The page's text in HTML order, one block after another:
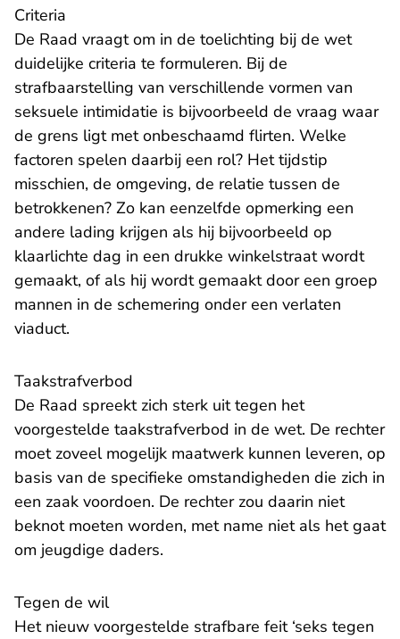
Criteria
De Raad vraagt om in de toelichting bij de wet
duidelijke criteria te formuleren. Bij de
strafbaarstelling van verschillende vormen van
seksuele intimidatie is bijvoorbeeld de vraag waar
de grens ligt met onbeschaamd flirten. Welke
factoren spelen daarbij een rol? Het tijdstip
misschien, de omgeving, de relatie tussen de
betrokkenen? Zo kan eenzelfde opmerking een
andere lading krijgen als hij bijvoorbeeld op
klaarlichte dag in een drukke winkelstraat wordt
gemaakt, of als hij wordt gemaakt door een groep
mannen in de schemering onder een verlaten
viaduct.
Taakstrafverbod
De Raad spreekt zich sterk uit tegen het
voorgestelde taakstrafverbod in de wet. De rechter
moet zoveel mogelijk maatwerk kunnen leveren, op
basis van de specifieke omstandigheden die zich in
een zaak voordoen. De rechter zou daarin niet
beknot moeten worden, met name niet als het gaat
om jeugdige daders.
Tegen de wil
Het nieuw voorgestelde strafbare feit ‘seks tegen